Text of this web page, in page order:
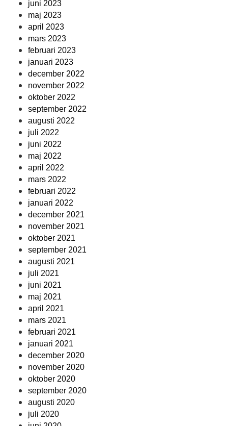
juni 2023
maj 2023
april 2023
mars 2023
februari 2023
januari 2023
december 2022
november 2022
oktober 2022
september 2022
augusti 2022
juli 2022
juni 2022
maj 2022
april 2022
mars 2022
februari 2022
januari 2022
december 2021
november 2021
oktober 2021
september 2021
augusti 2021
juli 2021
juni 2021
maj 2021
april 2021
mars 2021
februari 2021
januari 2021
december 2020
november 2020
oktober 2020
september 2020
augusti 2020
juli 2020